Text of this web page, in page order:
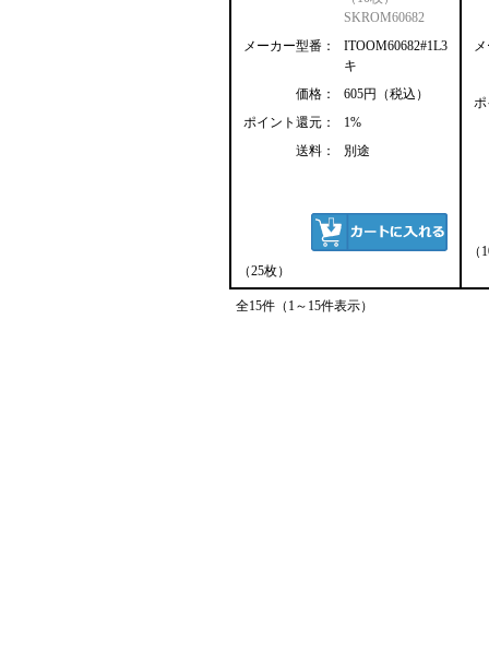
SKROM60682
メーカー型番：
ITOOM60682#1L3
キ
価格：
605円（税込）
ポイント還元：
1%
送料：
別途
（25枚）
全15件（1～15件表示）